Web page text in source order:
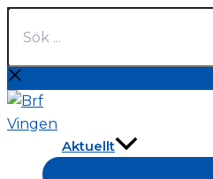
till
innehåll
Sök
Aktuellt